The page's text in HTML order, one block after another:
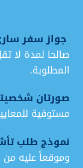
جواز سفر
المطلوبة.
صورتان
مستوفية
نموذج طلب
وموقعاً عليه